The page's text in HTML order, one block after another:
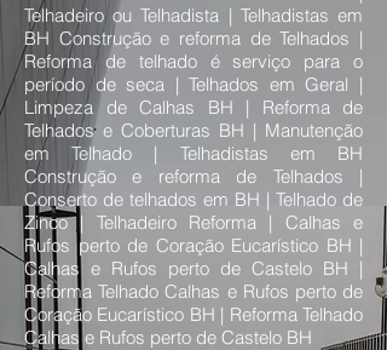
Telhadeiro ou Telhadista | Telhadistas em
BH Construção e reforma de Telhados |
Reforma de telhado é serviço para o
período de seca | Telhados em Geral |
Limpeza de Calhas BH | Reforma de
Telhados e Coberturas BH | Manutenção
em Telhado | Telhadistas em BH
Construção e reforma de Telhados |
Conserto de telhados em BH | Telhado de
Zinco | Telhadeiro Reforma | Calhas e
Rufos perto de Coração Eucarístico BH |
Calhas e Rufos perto de Castelo BH |
Reforma Telhado Calhas e Rufos perto de
Coração Eucarístico BH | Reforma Telhado
Calhas e Rufos perto de Castelo BH